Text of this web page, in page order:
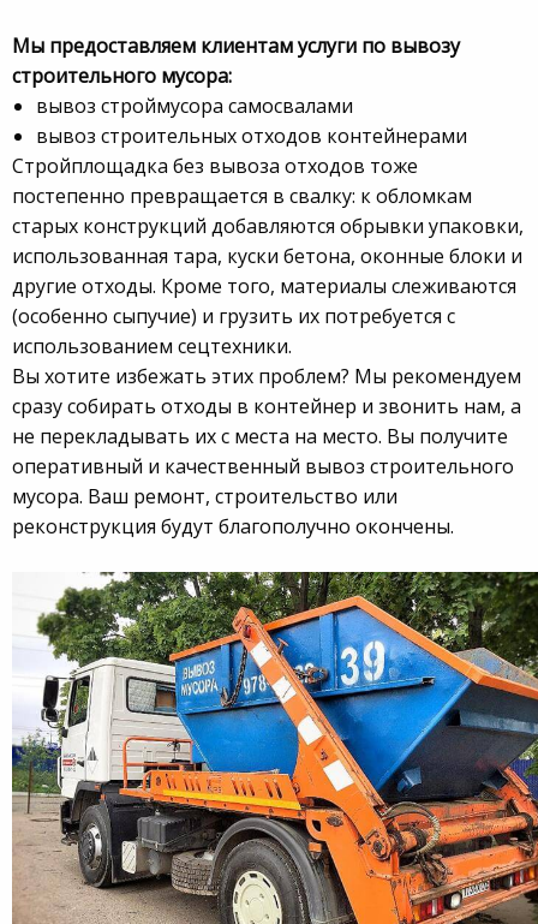
Мы предоставляем клиентам услуги по вывозу
строительного мусора:
вывоз строймусора самосвалами
вывоз строительных отходов контейнерами
Стройплощадка без вывоза отходов тоже
постепенно превращается в свалку: к обломкам
старых конструкций добавляются обрывки упаковки,
использованная тара, куски бетона, оконные блоки и
другие отходы. Кроме того, материалы слеживаются
(особенно сыпучие) и грузить их потребуется с
использованием сецтехники.
Вы хотите избежать этих проблем? Мы рекомендуем
сразу собирать отходы в контейнер и звонить нам, а
не перекладывать их с места на место. Вы получите
оперативный и качественный вывоз строительного
мусора. Ваш ремонт, строительство или
реконструкция будут благополучно окончены.